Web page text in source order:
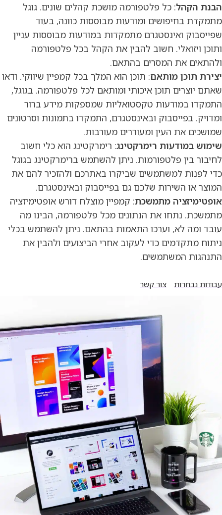
הבנת הקהל: כל פלטפורמה מושכת קהלים שונים. גוגל
מתמקדת בחיפושים ומודעות מבוססות כוונה, בעוד
שפייסבוק ואינסטגרם מתמקדות במודעות מבוססות עניין
ותוכן ויזואלי. חשוב להבין את הקהל בכל פלטפורמה
ולהתאים את המסרים בהתאם.
יצירת תוכן מותאם: תוכן הוא המלך בכל קמפיין שיווקי. ודאו
שאתם יוצרים תוכן איכותי ומותאם לכל פלטפורמה. בגוגל,
התמקדו במודעות טקסטואליות שמספקות מידע ברור
ומדויק. בפייסבוק ובאינסטגרם, התמקדו בתמונות וסרטונים
שמושכים את העין ומעוררים מעורבות.
שימוש במודעות רימרקטינג: רימרקטינג הוא כלי חשוב
לחיבור בין פלטפורמות. ניתן להשתמש ברימרקטינג בגוגל
כדי לפנות למשתמשים שביקרו באתרכם ולהזכיר להם את
המוצר או השירות שלכם גם בפייסבוק ובאינסטגרם.
אופטימיזציה מתמשכת: קמפיין מוצלח דורש אופטימיזציה
מתמשכת. נתחו את הנתונים מכל פלטפורמה, הבינו מה
עובד ומה לא, וערכו התאמות בהתאם. ניתן להשתמש בכלי
ניתוח מתקדמים כדי לעקוב אחרי הביצועים ולהבין את
התנהגות המשתמשים.
עבודות נבחרות צור קשר